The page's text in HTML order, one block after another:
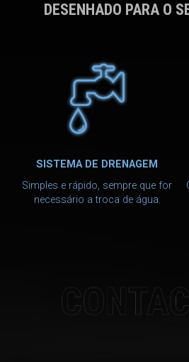
DESENHADO PARA O
SISTEMA DE DRENAGEM
Simples e rápido, sempre que for
necessário a troca de água.
CONTACTE-NOS